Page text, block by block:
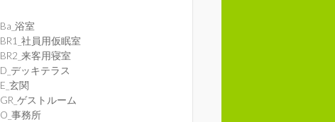
Ba_浴室
BR1_社員用仮眠室
BR2_来客用寝室
D_デッキテラス
E_玄関
GR_ゲストルーム
O_事務所